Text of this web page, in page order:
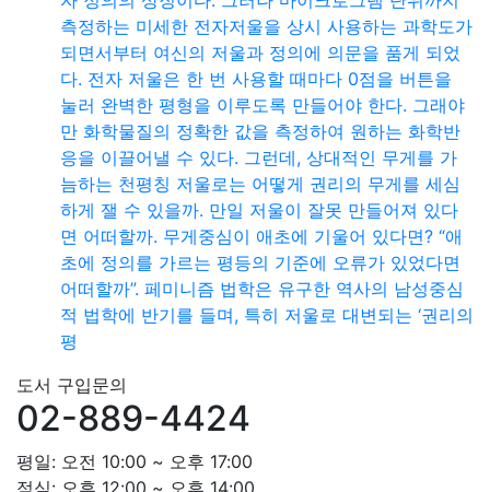
측정하는 미세한 전자저울을 상시 사용하는 과학도가
되면서부터 여신의 저울과 정의에 의문을 품게 되었
다. 전자 저울은 한 번 사용할 때마다 0점을 버튼을
눌러 완벽한 평형을 이루도록 만들어야 한다. 그래야
만 화학물질의 정확한 값을 측정하여 원하는 화학반
응을 이끌어낼 수 있다. 그런데, 상대적인 무게를 가
늠하는 천평칭 저울로는 어떻게 권리의 무게를 세심
하게 잴 수 있을까. 만일 저울이 잘못 만들어져 있다
면 어떠할까. 무게중심이 애초에 기울어 있다면? “애
초에 정의를 가르는 평등의 기준에 오류가 있었다면
어떠할까”. 페미니즘 법학은 유구한 역사의 남성중심
적 법학에 반기를 들며, 특히 저울로 대변되는 ‘권리의
평
도서 구입문의
02-889-4424
평일: 오전 10:00 ~ 오후 17:00
점심: 오후 12:00 ~ 오후 14:00